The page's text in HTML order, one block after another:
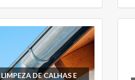
LIMPEZA DE CALHAS E